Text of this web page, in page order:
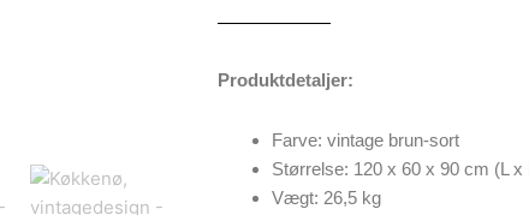
Produktdetaljer:
Farve: vintage brun-sort
Størrelse: 120 x 60 x 90 cm (L x
Vægt: 26,5 kg